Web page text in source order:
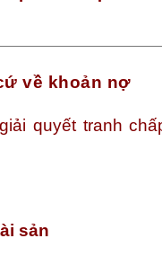
về khoản nợ
quyết tranh
sản